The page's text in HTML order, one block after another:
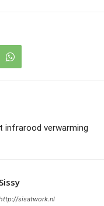
infrarood verwarming
Sissy
sisatwork.nl